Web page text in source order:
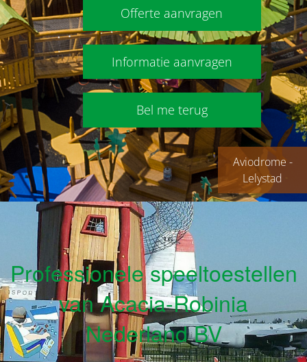
Aviodrome -
Lelystad
Offerte aanvragen
Informatie aanvragen
Bel me terug
Professionele speeltoestellen
van Acacia-Robinia
Nederland BV